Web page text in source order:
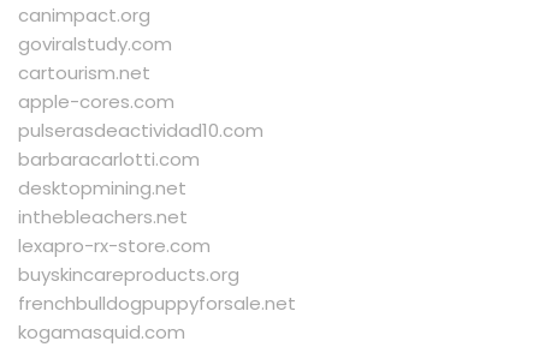
canimpact.org
goviralstudy.com
cartourism.net
apple-cores.com
pulserasdeactividad10.com
barbaracarlotti.com
desktopmining.net
inthebleachers.net
lexapro-rx-store.com
buyskincareproducts.org
frenchbulldogpuppyforsale.net
kogamasquid.com